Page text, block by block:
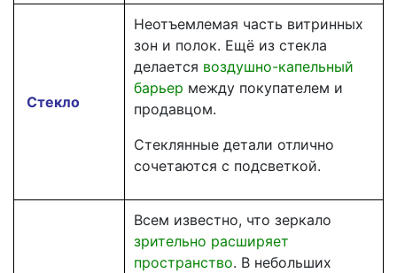
Стекло
Неотъемлемая часть витринных
зон и полок. Ещё из стекла
делается воздушно-капельный
барьер между покупателем и
продавцом.
Стеклянные детали отлично
сочетаются с подсветкой.
Всем известно, что зеркало
зрительно расширяет
пространство. В небольших